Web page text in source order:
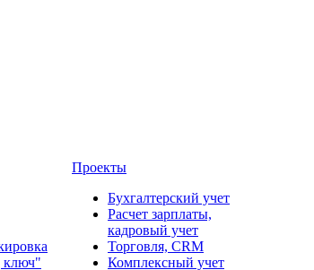
ключ"
Проекты
Бухгалтерский учет
Расчет зарплаты,
кадровый учет
Торговля, CRM
Комплексный учет